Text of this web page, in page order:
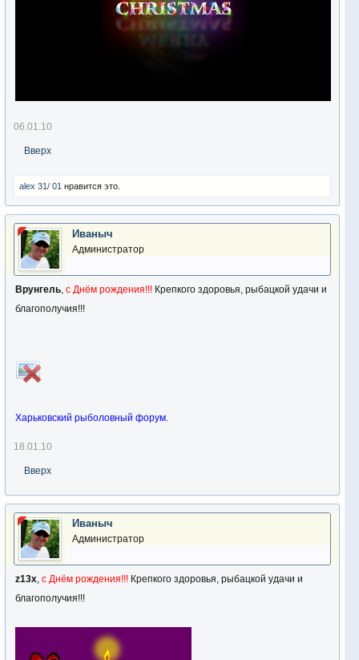
06.01.10
Вверх
alex 31/ 01 нравится это.
Иваныч
Администратор
Врунгель, с Днём рождения!!! Крепкого здоровья, рыбацкой удачи и
благополучия!!!
Харьковский рыболовный форум.
18.01.10
Вверх
Иваныч
Администратор
z13x, с Днём рождения!!! Крепкого здоровья, рыбацкой удачи и
благополучия!!!